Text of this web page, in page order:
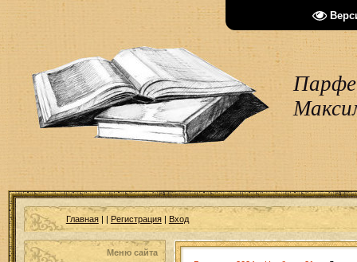
Главная| | Регистрация| Вход
Меню сайта